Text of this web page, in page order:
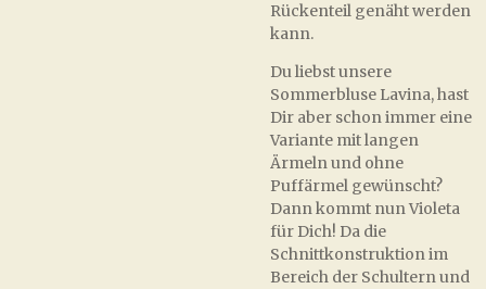
Rückenteil genäht werden
kann.
Du liebst unsere
Sommerbluse Lavina, hast
Dir aber schon immer eine
Variante mit langen
Ärmeln und ohne
Puffärmel gewünscht?
Dann kommt nun Violeta
für Dich! Da die
Schnittkonstruktion im
Bereich der Schultern und